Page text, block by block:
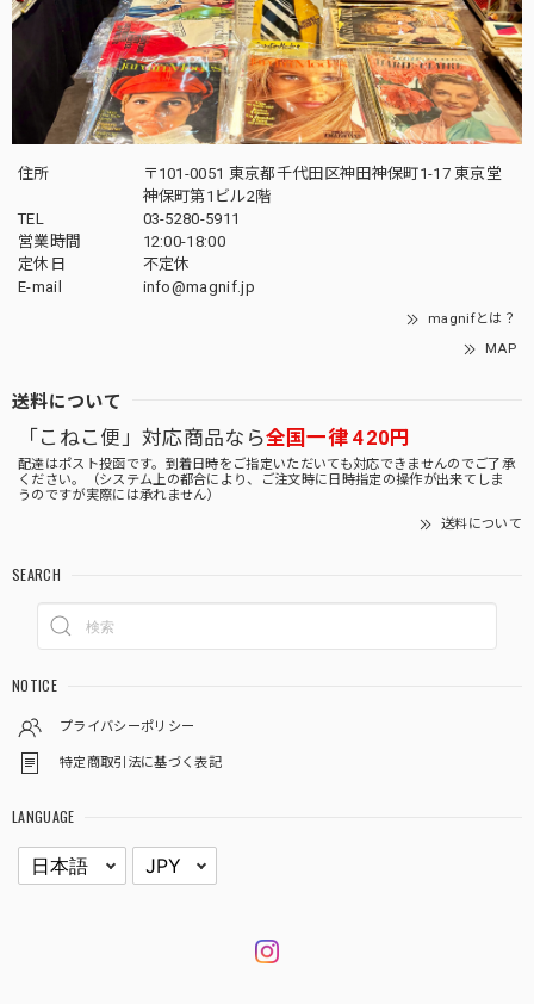
住所
〒101-0051 東京都千代田区神田神保町1-17 東京堂
神保町第1ビル2階
TEL
03-5280-5911
営業時間
12:00-18:00
定休日
不定休
E-mail
info@magnif.jp
magnifとは？
MAP
送料について
「こねこ便」対応商品なら全国一律 420円
配達はポスト投函です。到着日時をご指定いただいても対応できませんのでご了承
ください。（システム上の都合により、ご注文時に日時指定の操作が出来てしま
うのですが実際には承れません）
送料について
SEARCH
NOTICE
プライバシーポリシー
特定商取引法に基づく表記
LANGUAGE